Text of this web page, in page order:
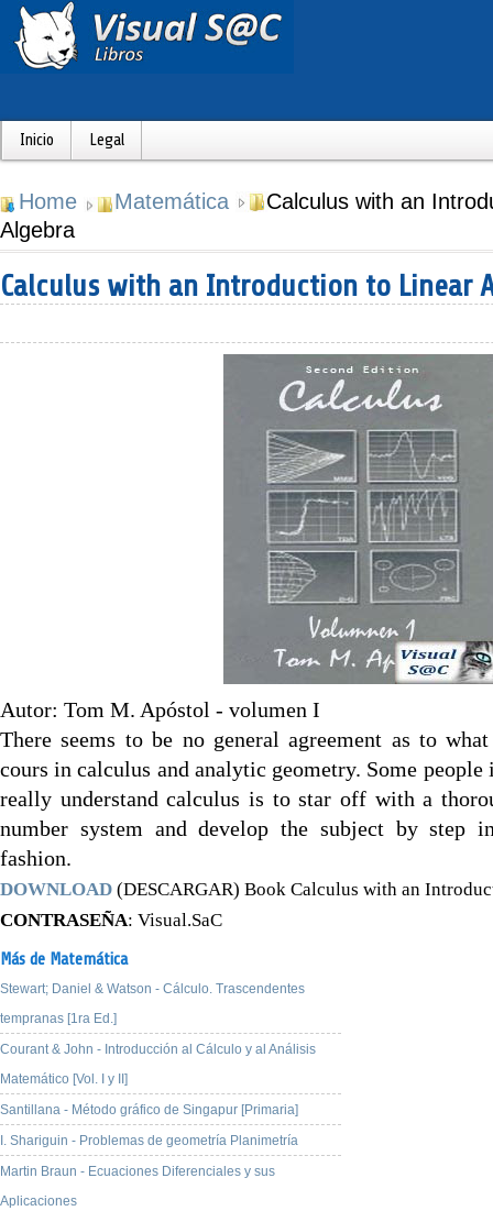
Inicio Legal
Home Matemática
Calculus with an
Algebra
Calculus with an Introduction to Linear
Autor: Tom M. Apóstol - volumen I
There seems to be no general agreement as to
cours in calculus and analytic geometry. Some
really understand calculus is to star off with a
number system and develop the subject by step
fashion.
DOWNLOAD (DESCARGAR) Book Calculus with an
CONTRASEÑA: Visual.SaC
Más de Matemática
Stewart; Daniel & Watson - Cálculo. Trascendentes
tempranas [1ra Ed.]
Courant & John - Introducción al Cálculo y al Análisis
Matemático [Vol. I y II]
Santillana - Método gráfico de Singapur [Primaria]
I. Shariguin - Problemas de geometría Planimetría
Martin Braun - Ecuaciones Diferenciales y sus
Aplicaciones